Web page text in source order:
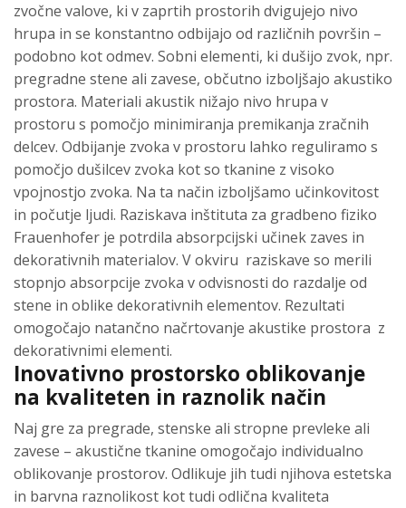
zvočne valove, ki v zaprtih prostorih dvigujejo nivo
hrupa in se konstantno odbijajo od različnih površin –
podobno kot odmev. Sobni elementi, ki dušijo zvok, npr.
pregradne stene ali zavese, občutno izboljšajo akustiko
prostora. Materiali akustik nižajo nivo hrupa v
prostoru s pomočjo minimiranja premikanja zračnih
delcev. Odbijanje zvoka v prostoru lahko reguliramo s
pomočjo dušilcev zvoka kot so tkanine z visoko
vpojnostjo zvoka. Na ta način izboljšamo učinkovitost
in počutje ljudi. Raziskava inštituta za gradbeno fiziko
Frauenhofer je potrdila absorpcijski učinek zaves in
dekorativnih materialov. V okviru raziskave so merili
stopnjo absorpcije zvoka v odvisnosti do razdalje od
stene in oblike dekorativnih elementov. Rezultati
omogočajo natančno načrtovanje akustike prostora z
dekorativnimi elementi.
Inovativno prostorsko oblikovanje
na kvaliteten in raznolik način
Naj gre za pregrade, stenske ali stropne prevleke ali
zavese – akustične tkanine omogočajo individualno
oblikovanje prostorov. Odlikuje jih tudi njihova estetska
in barvna raznolikost kot tudi odlična kvaliteta